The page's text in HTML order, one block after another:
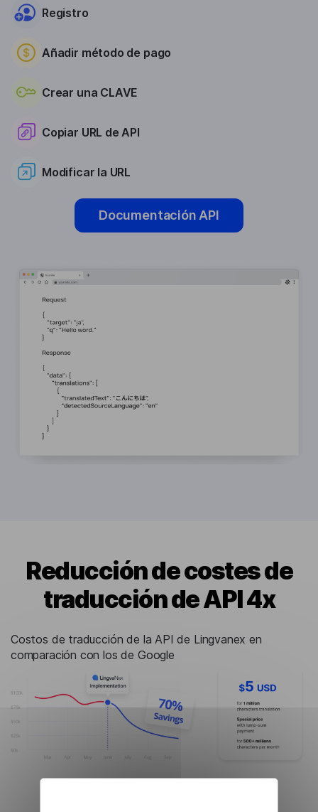
Registro
Añadir método de pago
Crear una CLAVE
Copiar URL de API
Modificar la URL
Documentación API
Reducción de costes de
traducción de API 4x
Costos de traducción de la API de Lingvanex en
comparación con los de Google